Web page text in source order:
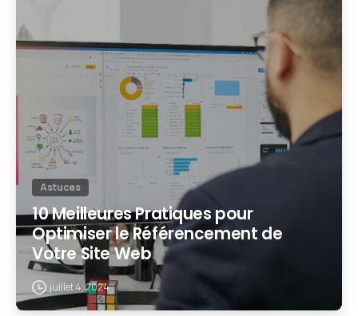
Astuces
10 Meilleures Pratiques pour
Optimiser le Référencement de
Votre Site Web
juillet 4, 2024